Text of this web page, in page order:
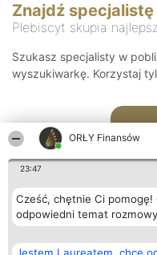
ORŁY Finansów
23:47
Cześć, chętnie Ci pomogę!
odpowiedni temat
Znajdź specjalistę
Plebiscyt skupia
Szukasz specjalisty w
wyszukiwarkę. Korzystaj
Organizator plebiscytu